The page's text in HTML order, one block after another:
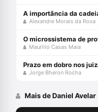
Alexandre Morais da Rosa
Maurilio Casas Maia
Jorge Bheron Rocha
Mais de Daniel Avelar